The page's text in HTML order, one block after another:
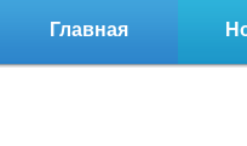
Главная